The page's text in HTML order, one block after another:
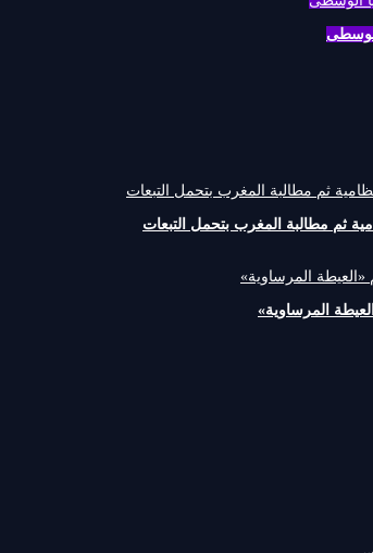
ثم مطالبة المغرب بتحمل التبعات